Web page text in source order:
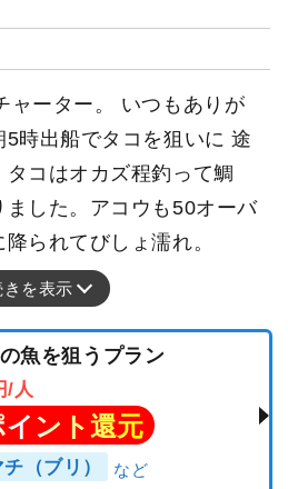
ャーター。 いつもありが
5時出船でタコを狙いに 途
コはオカズ程釣って鯛
した。アコウも50オーバ
られてびしょ濡れ。
きを表示
魚を狙うプラン
/人
イント還元
（ブリ）